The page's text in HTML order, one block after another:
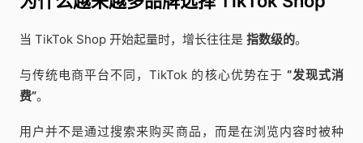
当 TikTok Shop 开始起量时，增长往往是 指数级的。
与传统电商平台不同，TikTok 的核心优势在于 “发现式消
费”。
用户并不是通过搜索来购买商品，而是在浏览内容时被种